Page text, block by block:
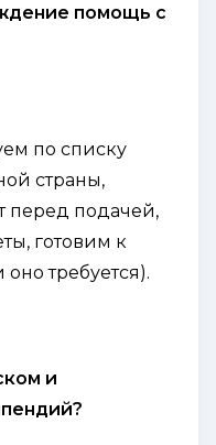
помощь с
по списку
страны,
перед подачей,
готовим к
требуется).
и